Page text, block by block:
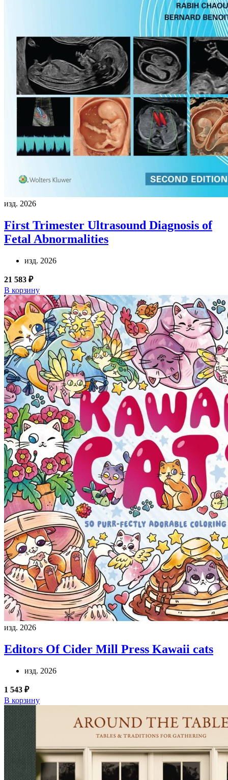
изд. 2026
First Trimester Ultrasound Diagnosis of
Fetal Abnormalities
изд. 2026
21 583 ₽
В корзину
изд. 2026
Editors Of Cider Mill Press Kawaii cats
изд. 2026
1 543 ₽
В корзину